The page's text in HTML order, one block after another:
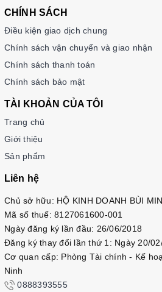
CHÍNH SÁCH
Điều kiện giao dịch chung
Chính sách vận chuyển và giao nhận
Chính sách thanh toán
Chính sách bảo mật
TÀI KHOẢN CỦA TÔI
Trang chủ
Giới thiệu
Sản phẩm
Liên hệ
Chủ sở hữu: HỘ KINH DOANH BÙI
Mã số thuế: 8127061600-001
Ngày đăng ký lần đầu: 26/06/2018
Đăng ký thay đổi lần thứ 1: Ngày 20/
Cơ quan cấp: Phòng Tài chính - Kế
Ninh
0888393555